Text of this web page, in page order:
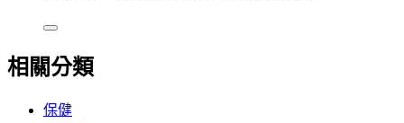
相關分類
保健